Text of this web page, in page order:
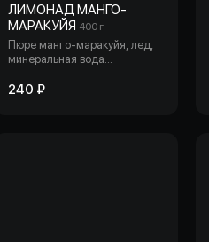
ЛИМОНАД МАНГО-
МАРАКУЙЯ 400 г
Пюре манго-маракуйя, лед,
минеральная вода
лайм, мята
240 ₽